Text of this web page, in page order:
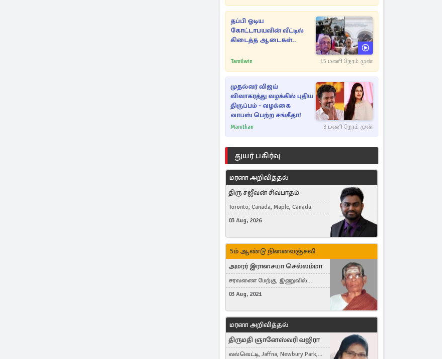
தப்பி ஓடிய
கோட்டாபயவின் வீட்டில்
கிடைத்த ஆடைகள்..
Tamilwin 15 மணி நேரம் முன்
முதல்வர் விஜய்
விவாகரத்து வழக்கில் புதிய
திருப்பம் - வழக்கை
வாபஸ் பெற்ற சங்கீதா!
Manithan 3 மணி நேரம் முன்
துயர் பகிர்வு
மரண அறிவித்தல்
திரு சஜீவன் சிவபாதம்
Toronto, Canada, Maple, Canada
03 Aug, 2026
5ம் ஆண்டு நினைவஞ்சலி
அமரர் இராசையா செல்லம்மா
சரவணை மேற்கு, இணுவில்
கிழக்கு
03 Aug, 2021
மரண அறிவித்தல்
திருமதி ஞானேஸ்வரி வஜிரா
வல்வெட்டி, Jaffna, Newbury Park,